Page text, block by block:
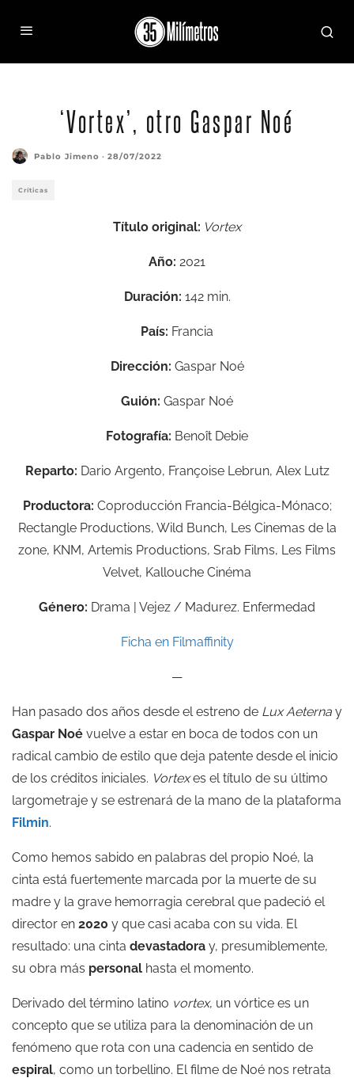
‘Vortex’, otro Gaspar Noé
Pablo Jimeno · 28/07/2022
Críticas
Título original: Vortex
Año: 2021
Duración: 142 min.
País: Francia
Dirección: Gaspar Noé
Guión: Gaspar Noé
Fotografía: Benoît Debie
Reparto: Dario Argento, Françoise Lebrun, Alex Lutz
Productora: Coproducción Francia-Bélgica-Mónaco;
Rectangle Productions, Wild Bunch, Les Cinemas de la
zone, KNM, Artemis Productions, Srab Films, Les Films
Velvet, Kallouche Cinéma
Género: Drama | Vejez / Madurez. Enfermedad
Ficha en Filmaffinity
—
Han pasado dos años desde el estreno de Lux Aeterna y
Gaspar Noé vuelve a estar en boca de todos con un
radical cambio de estilo que deja patente desde el inicio
de los créditos iniciales. Vortexes el título de su último
largometraje y se estrenará de la mano de la plataforma
Filmin.
Como hemos sabido en palabras del propio Noé, la
cinta está fuertemente marcada por la muerte de su
madre y la grave hemorragia cerebral que padeció el
director en 2020 y que casi acaba con su vida. El
resultado: una cinta devastadora y, presumiblemente,
su obra más personal hasta el momento.
Derivado del término latino vortex, un vórtice es un
concepto que se utiliza para la denominación de un
fenómeno que rota con una cadencia en sentido de
espiral, como un torbellino. El filme de Noé nos retrata